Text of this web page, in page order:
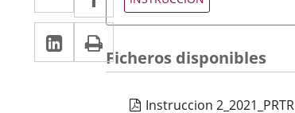
a
una
aplicación
externa.
a
una
aplicación
externa.
LinkedIn
Enlace
a
de
normativa
Ficheros disponibles
Instruccion 2_2021_PRTR